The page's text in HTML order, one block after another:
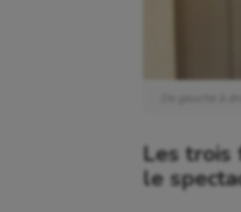
Les trois
le